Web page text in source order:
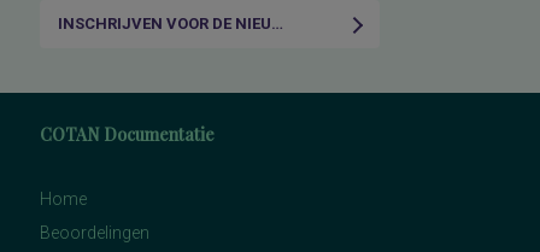
INSCHRIJVEN VOOR DE NIEUWSBRIEF
COTAN Documentatie
Home
Beoordelingen